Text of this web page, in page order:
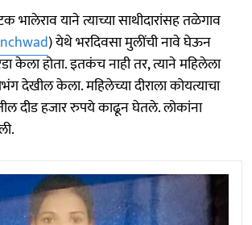
भालेराव याने त्याच्या साथीदारांसह तळेगाव
) येथे भरदिवसा मुलींची नावे घेऊन
केला होता. इतकंच नाही तर, त्याने महिलेला
देखील केला. महिलेच्या दीराला कोयत्याचा
दीड हजार रुपये काढून घेतले. लोकांना